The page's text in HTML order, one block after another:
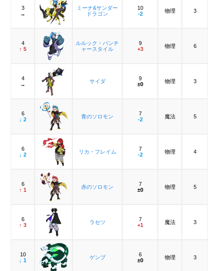
3
→
ミーナ&サンダー
ドラゴン
10
-2
物理 3
4
↑ 5
ルルック・パンチ
ャースタイル
9
+3
物理 6
4
→
サイダ
9
±0
物理 3
6
↓ 2
青のソロモン
7
-2
魔法 5
6
↓ 2
リカ・フレイム
7
-2
物理 4
6
↑ 1
赤のソロモン
7
±0
物理 5
6
↑ 3
ラセツ
7
+1
魔法 3
10
↓ 1
ゲンブ
6
±0
物理 3